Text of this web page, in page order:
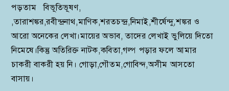
পড়তাম বিভূতিভূষণ,
,তারাশঙ্কর,রবীন্দ্রনাথ,মাণিক,শরতচন্দ্র,নিমাই,শীর্ষেন্দু,শঙ্কর ও
আরো অনেকের লেখা।মায়ের অভাব, তাদের লেখাই ভুলিয়ে দিতো
নিমেষে।কিন্তু অতিরিক্ত নাটক,কবিতা,গল্প পড়ার ফলে আমার
চাকরী বাকরী হয় নি। গোড়া,গৌতম,গোবিন্দ,অসীম আসতো
বাসায়।